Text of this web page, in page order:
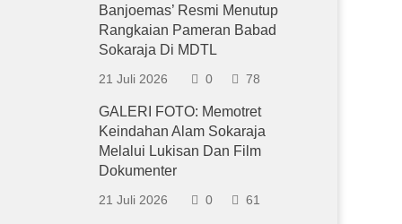
Banjoemas’ Resmi Menutup
Rangkaian Pameran Babad
Sokaraja Di MDTL
21 Juli 2026 0 78
GALERI FOTO: Memotret
Keindahan Alam Sokaraja
Melalui Lukisan Dan Film
Dokumenter
21 Juli 2026 0 61